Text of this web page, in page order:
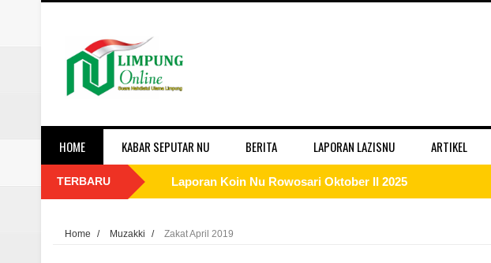
HOME KABAR SEPUTAR NU BERITA LAPORAN LAZISNU ARTIKEL
TERBARU Laporan Koin Nu Rowosari Oktober II 2025
Home / Muzakki / Zakat April 2019